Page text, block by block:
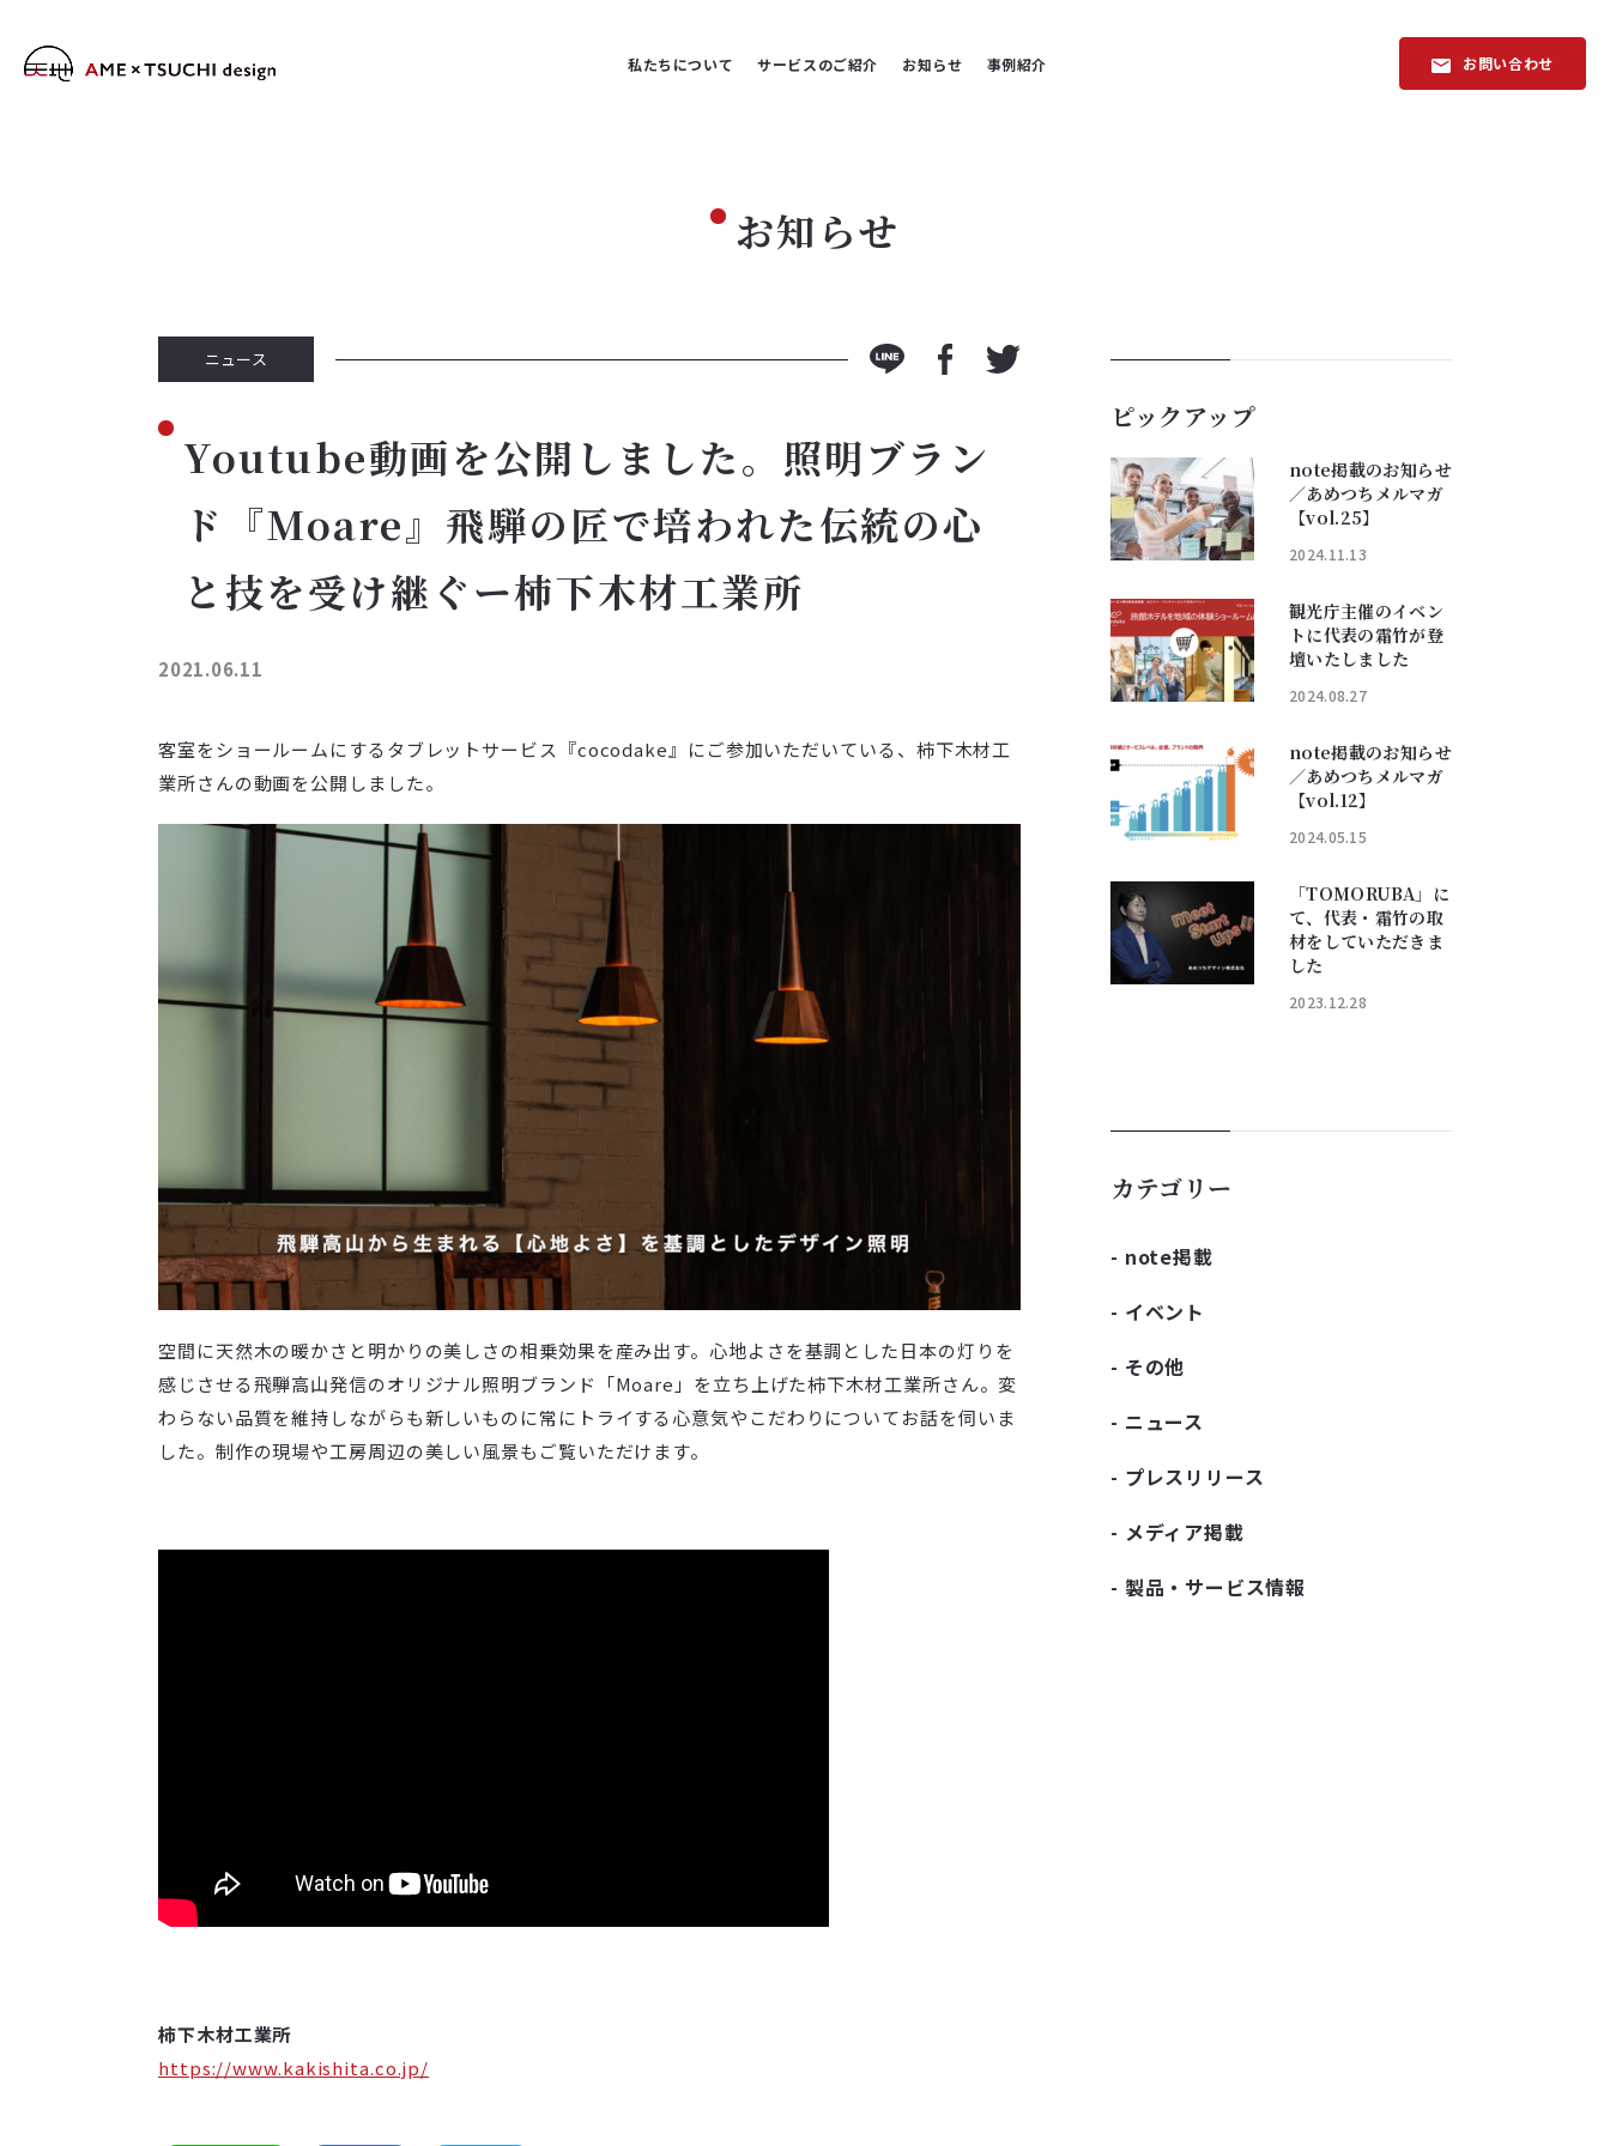
私たちについて サービスのご紹介 お知らせ 事例紹介 お問い合わせ
お知らせ
ニュース
Youtube動画を公開しました。照明ブラン
ド『Moare』飛騨の匠で培われた伝統の心
と技を受け継ぐー柿下木材工業所
2021.06.11
客室をショールームにするタブレットサービス『cocodake』にご参加いただいている、柿下木材工
業所さんの動画を公開しました。
空間に天然木の暖かさと明かりの美しさの相乗効果を産み出す。心地よさを基調とした日本の灯りを
感じさせる飛騨高山発信のオリジナル照明ブランド「Moare」を立ち上げた柿下木材工業所さん。変
わらない品質を維持しながらも新しいものに常にトライする心意気やこだわりについてお話を伺いま
した。制作の現場や工房周辺の美しい風景もご覧いただけます。
柿下木材工業所
https://www.kakishita.co.jp/
ピックアップ
note掲載のお知らせ
／あめつちメルマガ
【vol.25】
2024.11.13
観光庁主催のイベン
トに代表の霜竹が登
壇いたしました
2024.08.27
note掲載のお知らせ
／あめつちメルマガ
【vol.12】
2024.05.15
「TOMORUBA」に
て、代表・霜竹の取
材をしていただきま
した
2023.12.28
カテゴリー
note掲載
イベント
その他
ニュース
プレスリリース
メディア掲載
製品・サービス情報